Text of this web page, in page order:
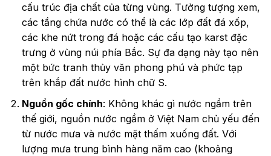
cấu trúc địa chất của từng vùng. Tưởng tượng xem,
các tầng chứa nước có thể là các lớp đất đá xốp,
các khe nứt trong đá hoặc các cấu tạo karst đặc
trưng ở vùng núi phía Bắc. Sự đa dạng này tạo nên
một bức tranh thủy văn phong phú và phức tạp
trên khắp đất nước hình chữ S.
Nguồn gốc chính: Không khác gì nước ngầm trên
thế giới, nguồn nước ngầm ở Việt Nam chủ yếu đến
từ nước mưa và nước mặt thấm xuống đất. Với
lượng mưa trung bình hàng năm cao (khoảng